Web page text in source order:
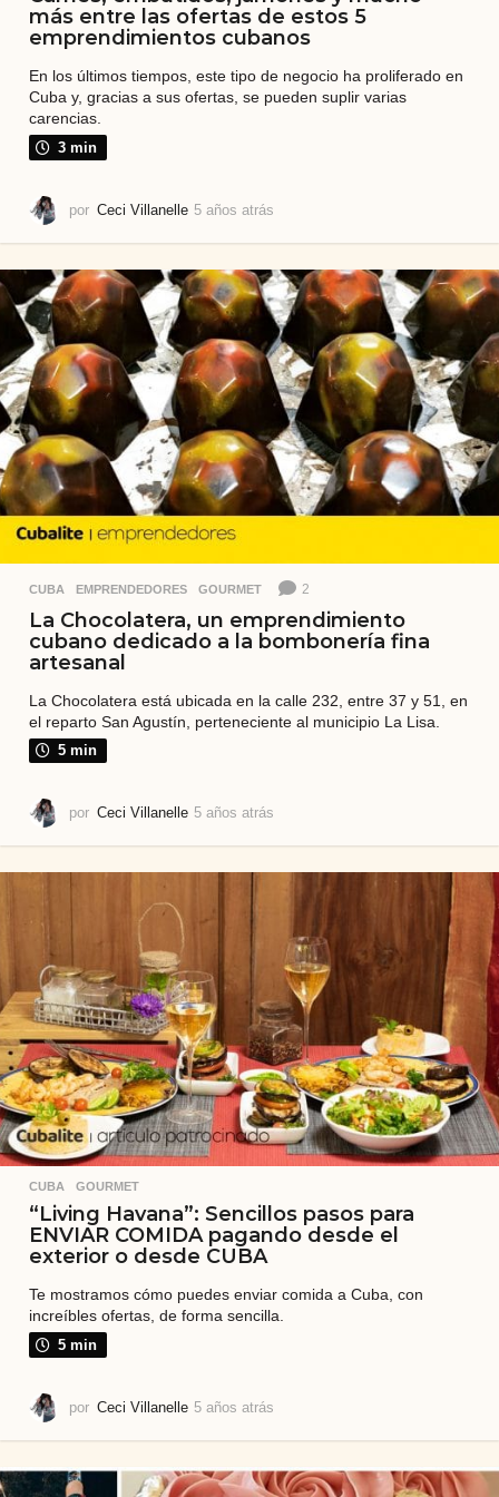
más entre las ofertas de estos 5
emprendimientos cubanos
En los últimos tiempos, este tipo de negocio ha proliferado en
Cuba y, gracias a sus ofertas, se pueden suplir varias
carencias.
3 min
por Ceci Villanelle 5 años atrás
o
s
a
t
r
á
s
CUBA ,EMPRENDEDORES ,GOURMET 2
La Chocolatera, un emprendimiento
cubano dedicado a la bombonería fina
artesanal
La Chocolatera está ubicada en la calle 232, entre 37 y 51, en
el reparto San Agustín, perteneciente al municipio La Lisa.
5 min
por Ceci Villanelle 5 años atrás
o
s
CUBA ,GOURMET
“Living Havana”: Sencillos pasos para
ENVIAR COMIDA pagando desde el
exterior o desde CUBA
Te mostramos cómo puedes enviar comida a Cuba, con
increíbles ofertas, de forma sencilla.
5 min
por Ceci Villanelle 5 años atrás
o
s